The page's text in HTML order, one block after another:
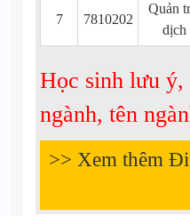
7 7810202
Quản
dịch
Học sinh lưu ý,
ngành, tên
>> Xem thêm